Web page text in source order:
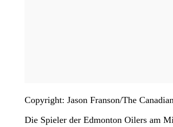
Copyright: Jason Franson/The
Die Spieler der Edmonton Oilers am